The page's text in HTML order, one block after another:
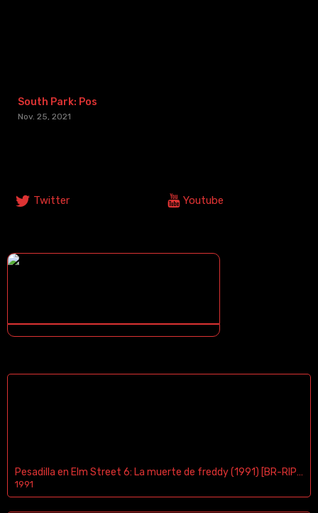
Nov. 25, 2021
Twitter Youtube
Pesadilla en Elm Street 6: La muerte de freddy (1991) [BR-RIP] [HD-1080p]
1991